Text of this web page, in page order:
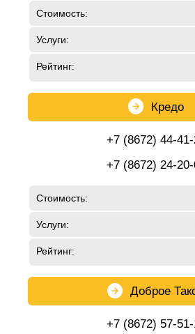
Стоимость:
Услуги:
Рейтинг:
Кредо
+7 (8672) 44-
+7 (8672) 24-
Стоимость:
Услуги:
Рейтинг:
Доброе
+7 (8672) 57-51-